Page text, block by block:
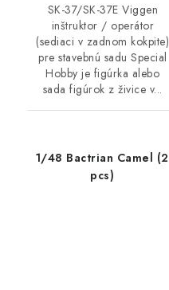
SK-37/SK-37E Viggen
inštruktor / operátor
(sediaci v zadnom kokpite)
pre stavebnú sadu Special
Hobby je figúrka alebo
sada figúrok z živice v...
1/48 Bactrian Camel (2
pcs)